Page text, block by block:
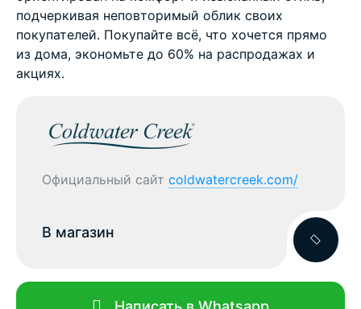
подчеркивая неповторимый облик своих
покупателей. Покупайте всё, что хочется прямо
из дома, экономьте до 60% на распродажах и
акциях.
Официальный сайт coldwatercreek.com/
В магазин